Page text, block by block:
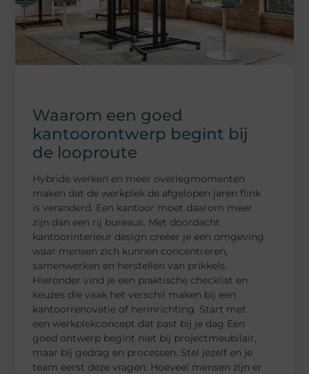
Waarom een goed
kantoorontwerp begint bij
de looproute
Hybride werken en meer overlegmomenten
maken dat de werkplek de afgelopen jaren flink
is veranderd. Een kantoor moet daarom meer
zijn dan een rij bureaus. Met doordacht
kantoorinterieur design creëer je een omgeving
waar mensen zich kunnen concentreren,
samenwerken en herstellen van prikkels.
Hieronder vind je een praktische checklist en
keuzes die vaak het verschil maken bij een
kantoorrenovatie of herinrichting. Start met
een werkplekconcept dat past bij je dag Een
goed ontwerp begint niet bij projectmeubilair,
maar bij gedrag en processen. Stel jezelf en je
team eerst deze vragen: Hoeveel mensen zijn er